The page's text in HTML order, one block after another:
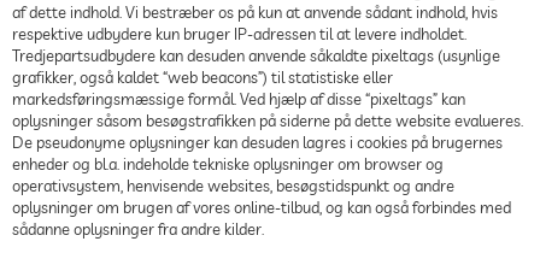
af dette indhold. Vi bestræber os på kun at anvende sådant indhold, hvis
respektive udbydere kun bruger IP-adressen til at levere indholdet.
Tredjepartsudbydere kan desuden anvende såkaldte pixeltags (usynlige
grafikker, også kaldet “web beacons”) til statistiske eller
markedsføringsmæssige formål. Ved hjælp af disse “pixeltags” kan
oplysninger såsom besøgstrafikken på siderne på dette website evalueres.
De pseudonyme oplysninger kan desuden lagres i cookies på brugernes
enheder og bl.a. indeholde tekniske oplysninger om browser og
operativsystem, henvisende websites, besøgstidspunkt og andre
oplysninger om brugen af vores online-tilbud, og kan også forbindes med
sådanne oplysninger fra andre kilder.